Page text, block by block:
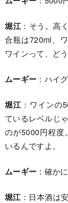
堀江：そう。高
合瓶は720ml、
ワインって、どう
ムーギー ：ハイ
堀江：ワインの
ているレベルじ
のが5000円程度
いるんですよ。
ムーギー ：確かに
堀江：日本酒は